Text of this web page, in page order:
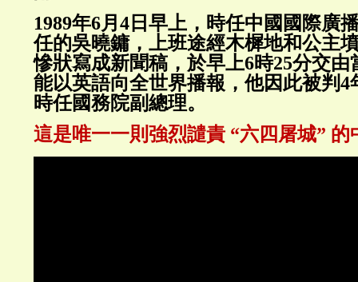
1989年6月4日早上，時任中國國際廣
任的吳曉鏞，上班途經木樨地和公主
慘狀寫成新聞稿，於早上6時25分交由
能以英語向全世界播報，他因此被判4
時任國務院副總理。
這是唯一一則強烈譴責 “六四屠城” 的